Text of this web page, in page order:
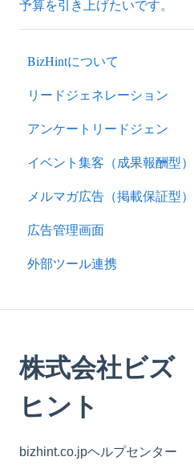
予算を引き上げたいです。
BizHintについて
契約について
リードジェネレーション
プランについて
入稿・規定について
仕様について
ご請求・手続きについて
アンケートリードジェン
イベント集客（成果報酬型）
入稿について
仕様について
メルマガ広告（掲載保証型）
入稿について
仕様について
広告管理画面
外部ツール連携
株式会社ビズ
ヒント
bizhint.co.jpヘルプセンター